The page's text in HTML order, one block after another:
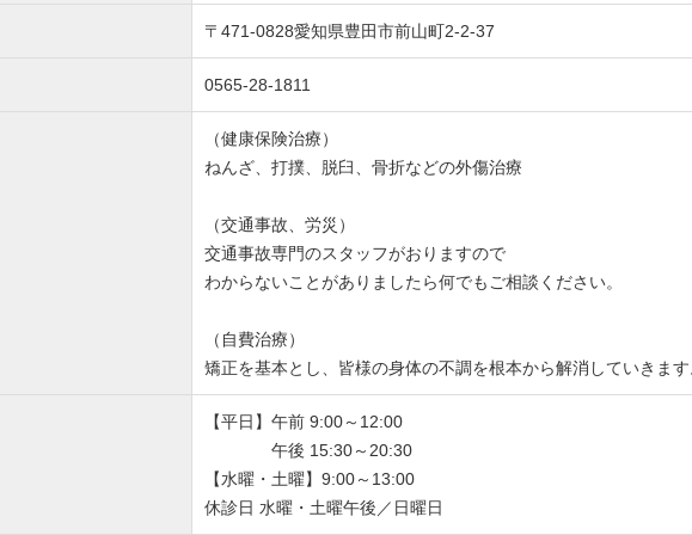
〒471-0828愛知県豊田市前山町2-2-37
0565-28-1811
（健康保険治療）
ねんざ、打撲、脱臼、骨折などの外傷治療
（交通事故、労災）
交通事故専門のスタッフがおりますので
わからないことがありましたら何でもご相談ください。
（自費治療）
矯正を基本とし、皆様の身体の不調を根本から解消していきま
【平日】午前 9:00～12:00
午後 15:30～20:30
【水曜・土曜】9:00～13:00
休診日 水曜・土曜午後／日曜日